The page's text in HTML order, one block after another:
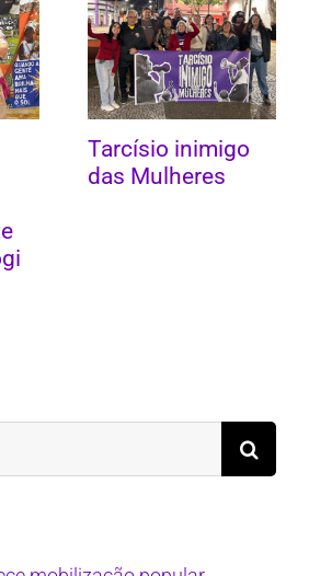
Tarcísio inimigo
das Mulheres